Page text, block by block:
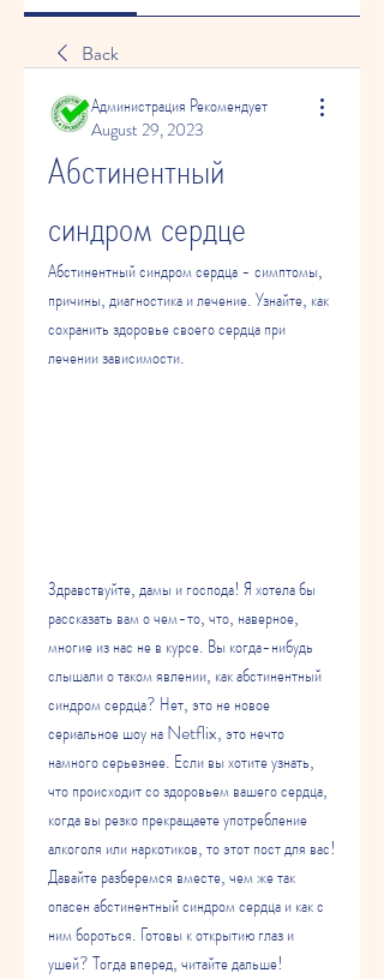
Back
Администрация Рекомендует
August 29, 2023
Абстинентный
синдром сердце
Абстинентный синдром сердца - симптомы,
причины, диагностика и лечение. Узнайте, как
сохранить здоровье своего сердца при
лечении зависимости.
Здравствуйте, дамы и господа! Я хотела бы
рассказать вам о чем-то, что, наверное,
многие из нас не в курсе. Вы когда-нибудь
слышали о таком явлении, как абстинентный
синдром сердца? Нет, это не новое
сериальное шоу на Netflix, это нечто
намного серьезнее. Если вы хотите узнать,
что происходит со здоровьем вашего сердца,
когда вы резко прекращаете употребление
алкоголя или наркотиков, то этот пост для вас!
Давайте разберемся вместе, чем же так
опасен абстинентный синдром сердца и как с
ним бороться. Готовы к открытию глаз и
ушей? Тогда вперед, читайте дальше!